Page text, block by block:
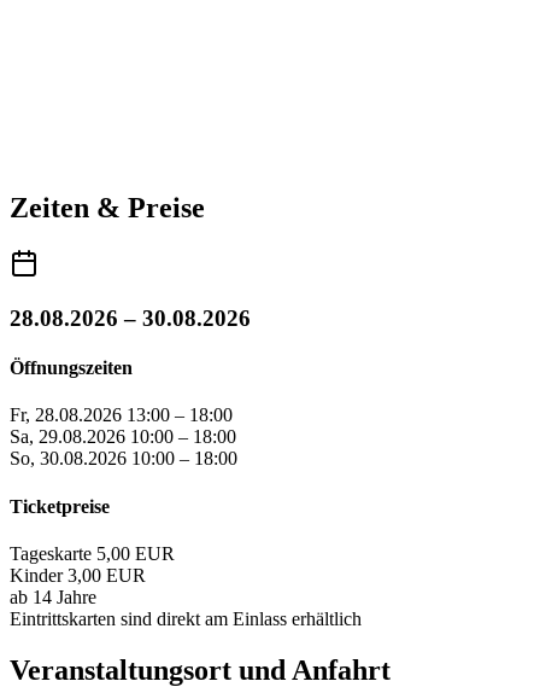
Zeiten & Preise
28.08.2026 – 30.08.2026
Öffnungszeiten
Fr, 28.08.2026 13:00 – 18:00
Sa, 29.08.2026 10:00 – 18:00
So, 30.08.2026 10:00 – 18:00
Ticketpreise
Tageskarte 5,00 EUR
Kinder 3,00 EUR
ab 14 Jahre
Eintrittskarten sind direkt am Einlass erhältlich
Veranstaltungsort und Anfahrt